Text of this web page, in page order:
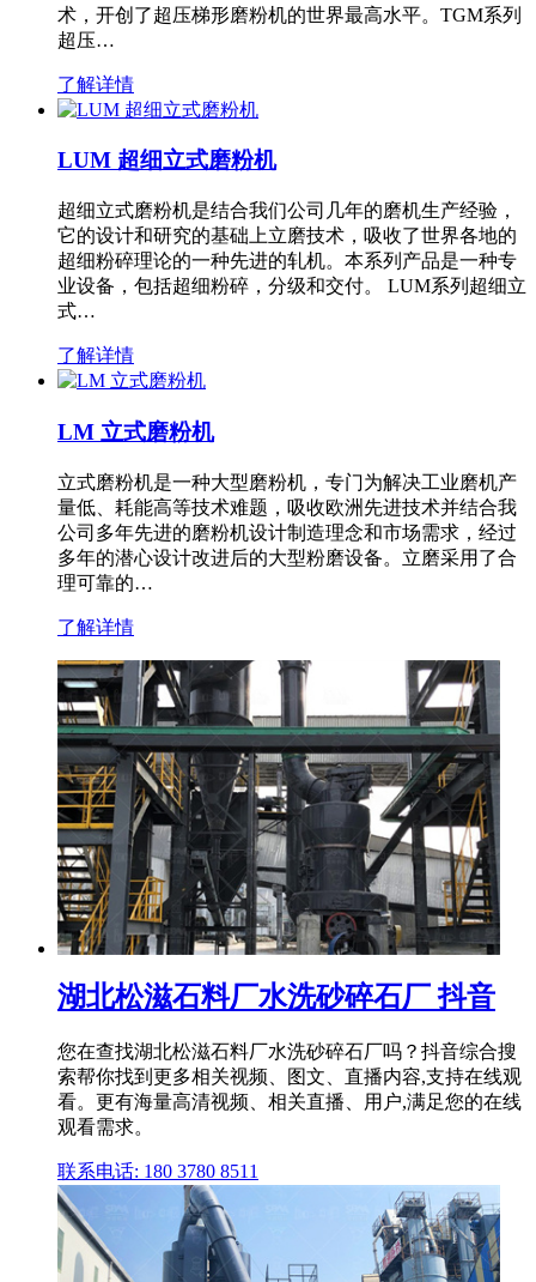
术，开创了超压梯形磨粉机的世界最高水平。TGM系列
超压…
了解详情
LUM 超细立式磨粉机
超细立式磨粉机是结合我们公司几年的磨机生产经验，
它的设计和研究的基础上立磨技术，吸收了世界各地的
超细粉碎理论的一种先进的轧机。本系列产品是一种专
业设备，包括超细粉碎，分级和交付。 LUM系列超细立
式…
了解详情
LM 立式磨粉机
立式磨粉机是一种大型磨粉机，专门为解决工业磨机产
量低、耗能高等技术难题，吸收欧洲先进技术并结合我
公司多年先进的磨粉机设计制造理念和市场需求，经过
多年的潜心设计改进后的大型粉磨设备。立磨采用了合
理可靠的…
了解详情
湖北松滋石料厂水洗砂碎石厂 抖音
您在查找湖北松滋石料厂水洗砂碎石厂吗？抖音综合搜
索帮你找到更多相关视频、图文、直播内容,支持在线观
看。更有海量高清视频、相关直播、用户,满足您的在线
观看需求。
联系电话: 180 3780 8511